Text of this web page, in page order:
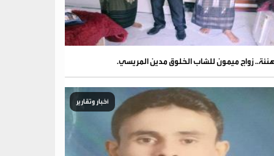
زواج ميمون للشاب الخلوق مدين المريسي.
أخبار وتقارير